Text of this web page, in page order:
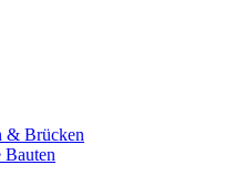
& Brücken
Bauten